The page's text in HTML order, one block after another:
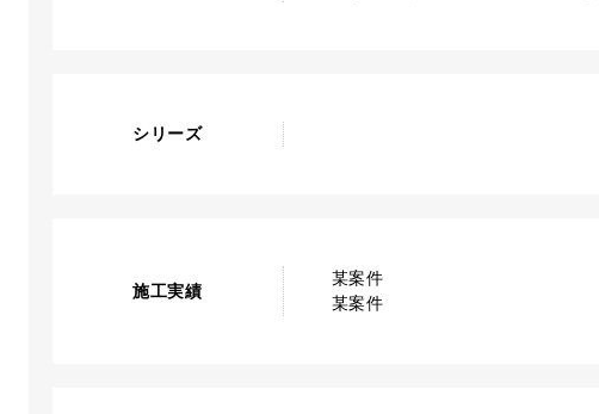
シリーズ
施工実績
某案件
某案件